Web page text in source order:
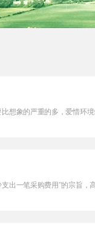
想象的严重的多，爱惜环
出一笔采购费用”的宗旨